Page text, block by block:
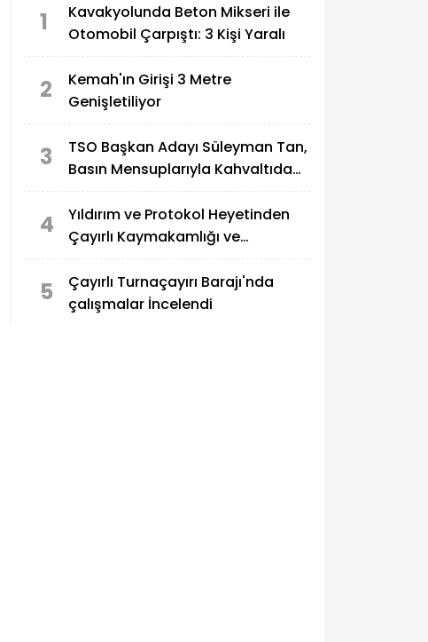
1
Kavakyolunda Beton Mikseri ile
Otomobil Çarpıştı: 3 Kişi Yaralı
2
Kemah'ın Girişi 3 Metre
Genişletiliyor
3
TSO Başkan Adayı Süleyman Tan,
Basın Mensuplarıyla Kahvaltıda
4
Yıldırım ve Protokol Heyetinden
Çayırlı Kaymakamlığı ve
5
Çayırlı Turnaçayırı Barajı'nda
çalışmalar İncelendi